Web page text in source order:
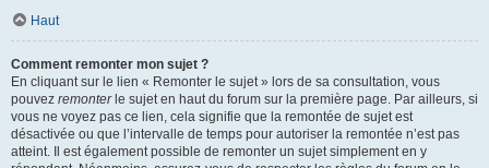
Haut
Comment remonter mon sujet ?
En cliquant sur le lien « Remonter le sujet » lors de sa consultation, vous
pouvez remonterle sujet en haut du forum sur la première page. Par ailleurs, si
vous ne voyez pas ce lien, cela signifie que la remontée de sujet est
désactivée ou que l’intervalle de temps pour autoriser la remontée n’est pas
atteint. Il est également possible de remonter un sujet simplement en y